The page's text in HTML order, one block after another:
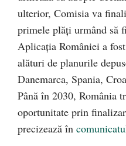
ulterior, Comisia va
primele plăți urmând să
Aplicația României a
alături de planurile
Danemarca, Spania,
Până în 2030, România
oportunitate prin
precizează în